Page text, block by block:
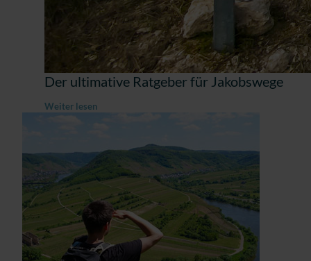
Der ultimative Ratgeber für Jakobswege
Weiter lesen